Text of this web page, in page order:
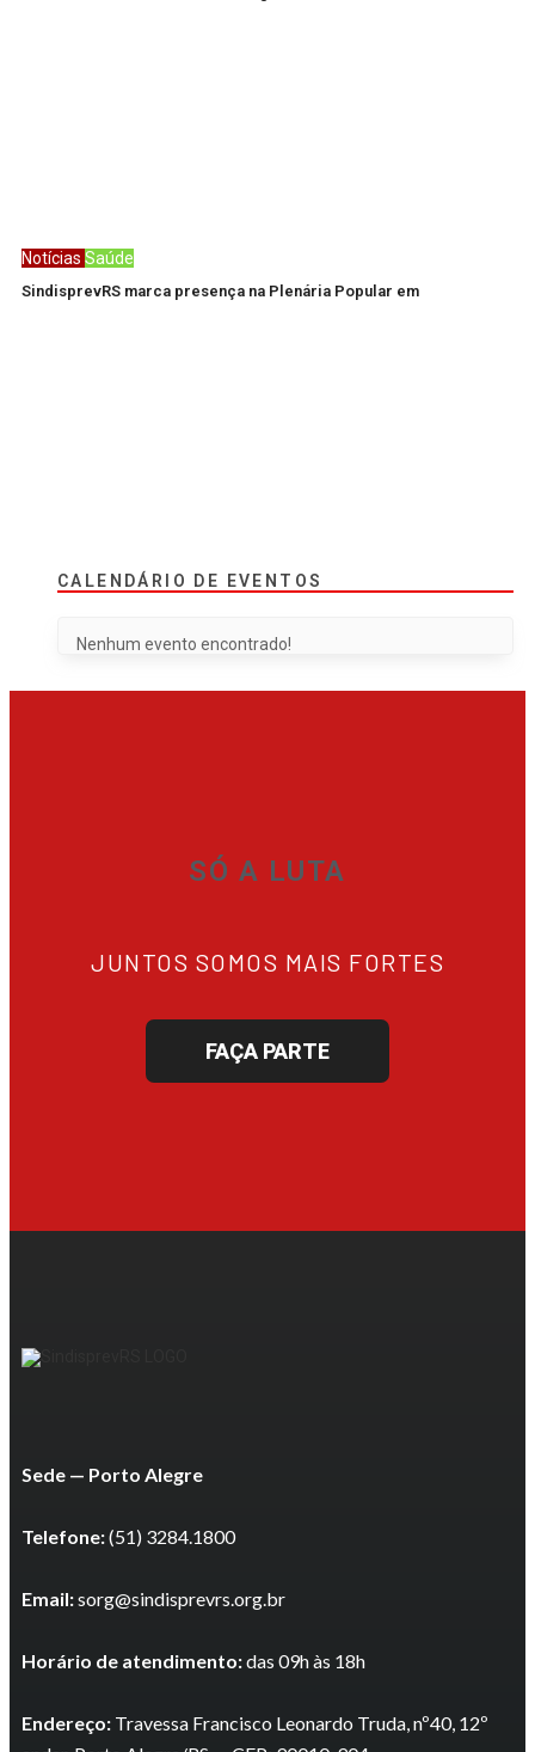
Notícias Saúde
SindisprevRS marca presença na Plenária Popular em
CALENDÁRIO DE EVENTOS
Nenhum evento encontrado!
SÓ A LUTA
JUNTOS SOMOS MAIS FORTES
FAÇA PARTE
Sede — Porto Alegre
Telefone:(51) 3284.1800
Email:sorg@sindisprevrs.org.br
Horário de atendimento:das 09h às 18h
Endereço: Travessa Francisco Leonardo Truda, nº40, 12º